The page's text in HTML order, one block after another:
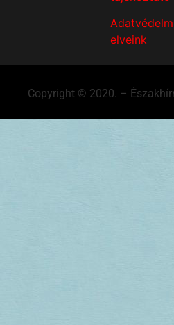
elveink
Copyright © 2020. –